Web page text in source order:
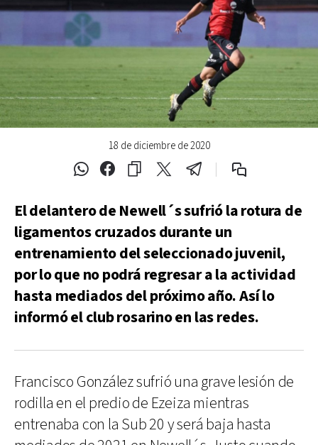
18 de diciembre de 2020
El delantero de Newell´s sufrió la rotura de
ligamentos cruzados durante un
entrenamiento del seleccionado juvenil,
por lo que no podrá regresar a la actividad
hasta mediados del próximo año. Así lo
informó el club rosarino en las redes.
Francisco González sufrió una grave lesión de
rodilla en el predio de Ezeiza mientras
entrenaba con la Sub 20 y será baja hasta